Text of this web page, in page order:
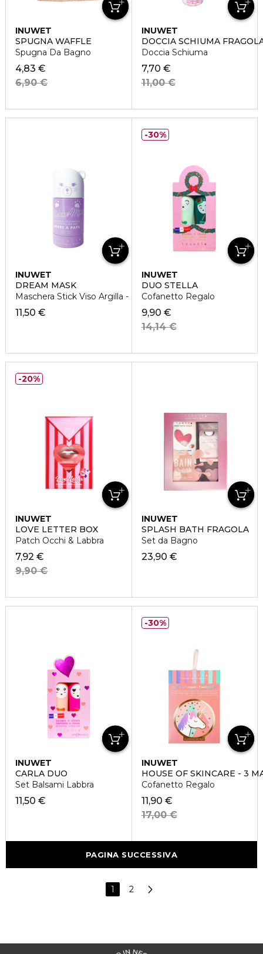
INUWET
SPUGNA WAFFLE
Spugna Da Bagno
4,83 €
6,90 €
INUWET
DOCCIA SCHIUMA
Doccia Schiuma
7,70 €
11,00 €
INUWET
DREAM MASK
Maschera Stick Viso Argilla - Illuminante
11,50 €
INUWET
DUO STELLA
Cofanetto Regalo
9,90 €
14,14 €
30%
INUWET
LOVE LETTER BOX
Patch Occhi & Labbra
7,92 €
9,90 €
20%
INUWET
SPLASH BATH FRAGOLA
Set da Bagno
23,90 €
INUWET
CARLA DUO
Set Balsami Labbra
11,50 €
INUWET
HOUSE OF SKINCARE - 3
Cofanetto Regalo
11,90 €
17,00 €
30%
PAGINA SUCCESSIVA
1 2